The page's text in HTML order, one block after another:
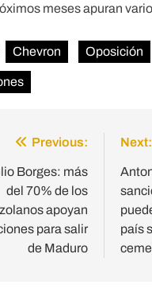
meses apuran
Chevron Oposición
Previous:
Borges: más
del 70% de los
apoyan
para salir
de Maduro
Next:
país